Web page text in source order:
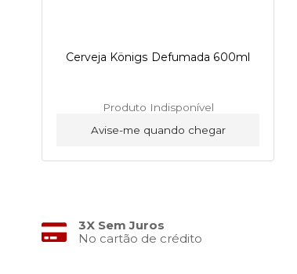
Cerveja Königs Defumada 600ml
Produto Indisponível
Avise-me quando chegar
3X Sem Juros
No cartão de crédito